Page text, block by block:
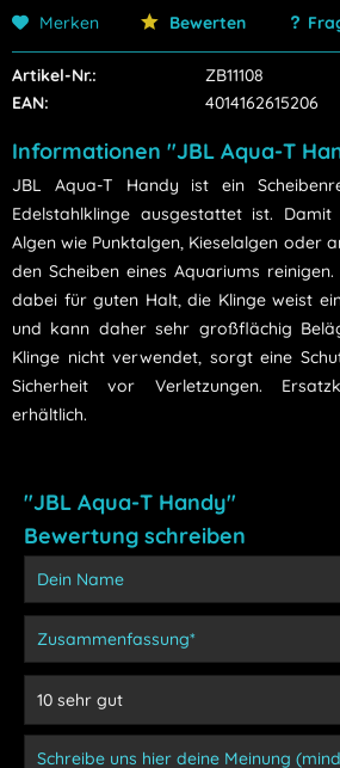
Merken Bewerten
Artikel-Nr.:
ZB11108
EAN:
4014162615206
Informationen "JBL Aqua-T
JBL Aqua-T Handy ist ein
Edelstahlklinge ausgestattet ist.
Algen wie Punktalgen, Kieselalgen oder
den Scheiben eines Aquariums
dabei für guten Halt, die Klinge weist
und kann daher sehr großflächig
Klinge nicht verwendet, sorgt eine
Sicherheit vor Verletzungen.
erhältlich.
"JBL Aqua-T Handy"
Bewertung schreiben